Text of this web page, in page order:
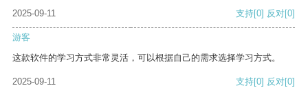
2025-09-11
支持[0] 反对[0]
游客
这款软件的学习方式非常灵活，可以根据自己的需求选择学习方式。
2025-09-11 支持[0] 反对[0]